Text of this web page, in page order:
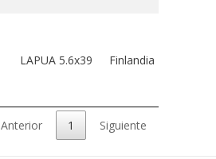
LAPUA 5.6x39 Finlandia
Anterior 1 Siguiente